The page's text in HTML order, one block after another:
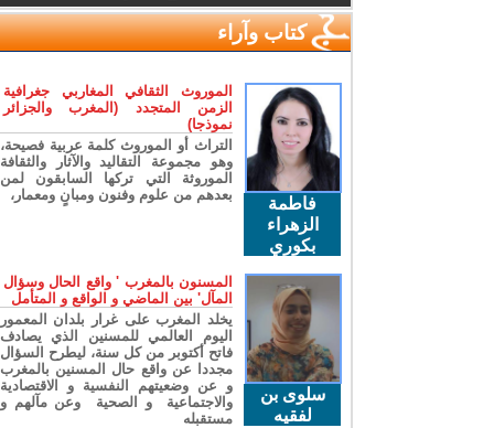
كتاب وآراء
فاطمة
الزهراء
بكوري
الموروث الثقافي المغاربي جغرافية
الزمن المتجدد (المغرب والجزائر
نموذجا)
التراث أو الموروث كلمة عربية فصيحة،
وهو مجموعة التقاليد والآثار والثقافة
الموروثة التي تركها السابقون لمن
بعدهم من علوم وفنون ومبانٍ ومعمار،
سلوى بن
لفقيه
المسنون بالمغرب ' واقع الحال وسؤال
المآل' بين الماضي و الواقع و المتأمل
يخلد المغرب على غرار بلدان المعمور
اليوم العالمي للمسنين الذي يصادف
فاتح أكتوبر من كل سنة، ليطرح السؤال
مجددا عن واقع حال المسنين بالمغرب
و عن وضعيتهم النفسية و الاقتصادية
والاجتماعية و الصحية وعن مآلهم و
مستقبله